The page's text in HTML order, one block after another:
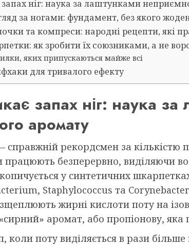
ніг: наука за лаштунками
за ногами: фундамент, без якого
та компреси: народні рецепти, які
як зробити їх союзниками, а не
яких припускаються майже всі
для тривалого ефекту
запах ніг: наука за
аромату
рекордсмен за кількістю
працюють безперервно, виділяючи
у синтетичних
Staphylococcus та
жирні кислоти поту на
аромат, або пропіонову, яка
коли поту виділяється в рази